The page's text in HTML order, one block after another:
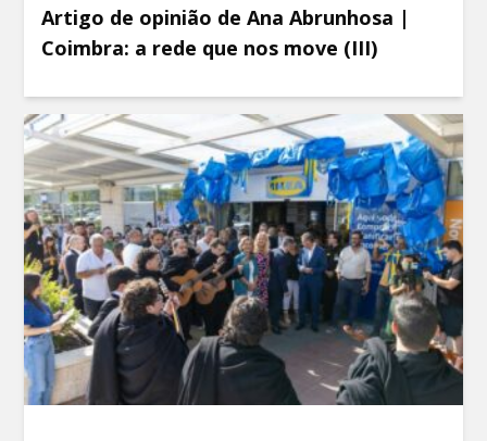
Artigo de opinião de Ana Abrunhosa |
Coimbra: a rede que nos move (III)